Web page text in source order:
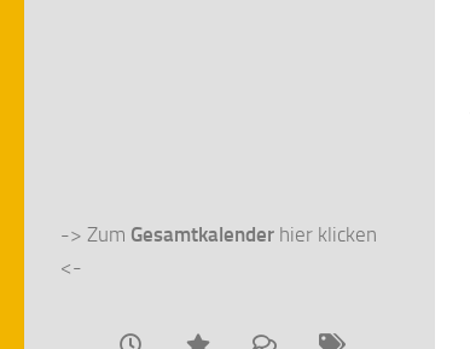
-> Zum Gesamtkalender hier klicken
<-